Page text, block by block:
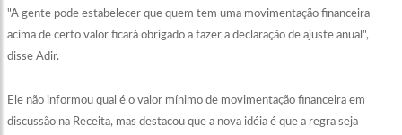
"A gente pode estabelecer que quem tem uma movimentação financeira
acima de certo valor ficará obrigado a fazer a declaração de ajuste anual",
disse Adir.
Ele não informou qual é o valor mínimo de movimentação financeira em
discussão na Receita, mas destacou que a nova idéia é que a regra seja